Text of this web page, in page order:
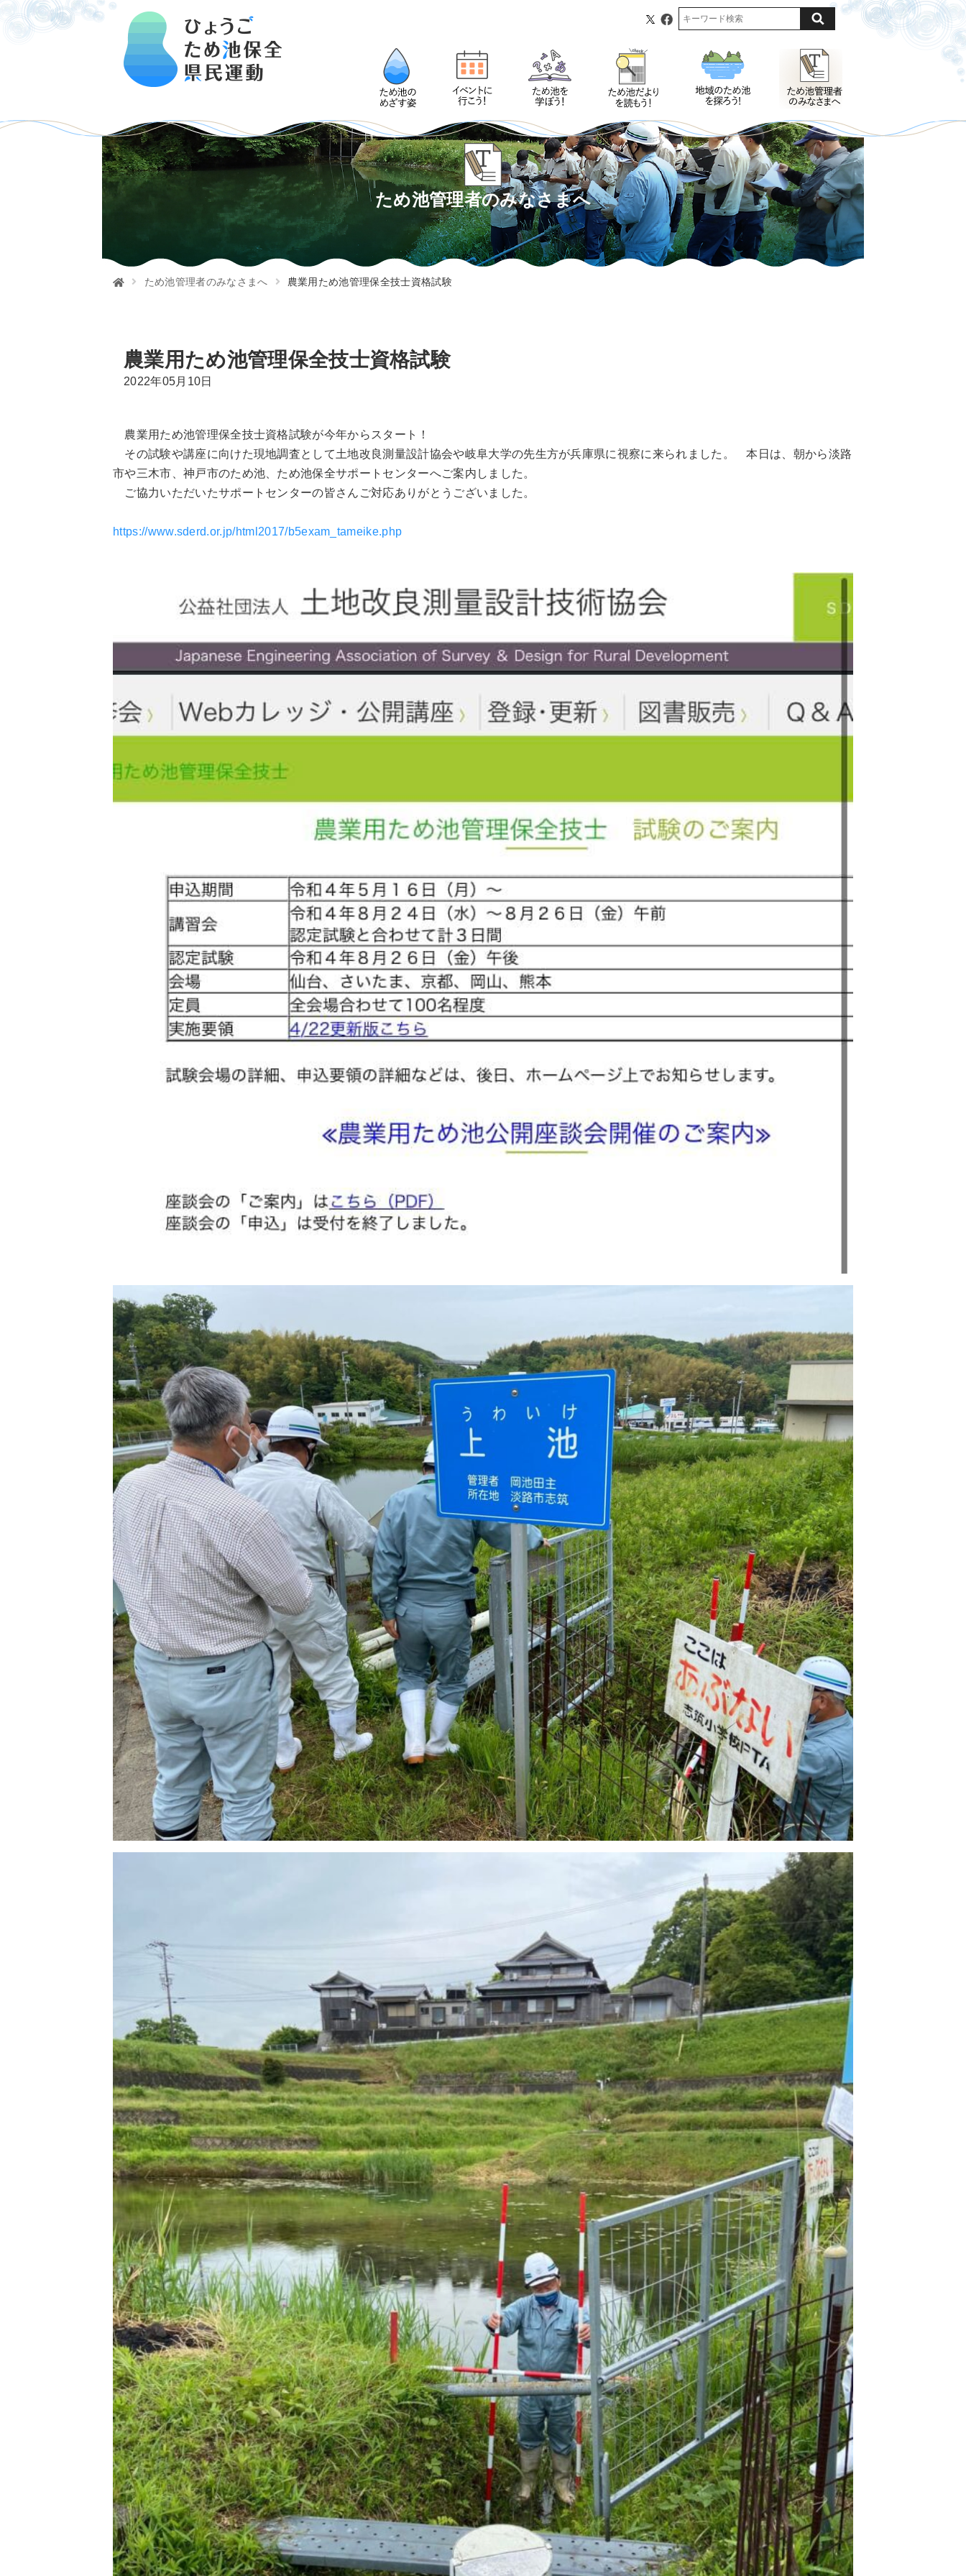
ため池管理者のみなさまへ
ため池管理者のみなさまへ 農業用ため池管理保全技士資格試験
農業用ため池管理保全技士資格試験
2022年05月10日
農業用ため池管理保全技士資格試験が今年からスタート！
その試験や講座に向けた現地調査として土地改良測量設計協会や岐阜大学の先生方が兵庫県に視察に来られました。 本日は、朝から淡路
市や三木市、神戸市のため池、ため池保全サポートセンターへご案内しました。
ご協力いただいたサポートセンターの皆さんご対応ありがとうございました。
https://www.sderd.or.jp/html2017/b5exam_tameike.php